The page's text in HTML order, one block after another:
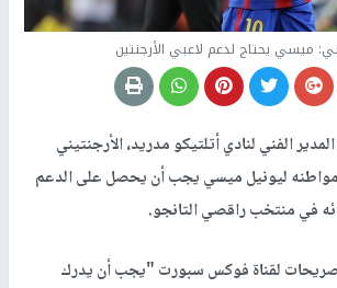
ميسي يحتاج لدعم لاعبي الأرجنتين
الفني لنادي أتلتيكو مدريد، الأرجنتيني
ليونيل ميسي يجب أن يحصل على الدعم
في منتخب راقصي التانجو.
لقناة فوكس سبورت "يجب أن يدرك